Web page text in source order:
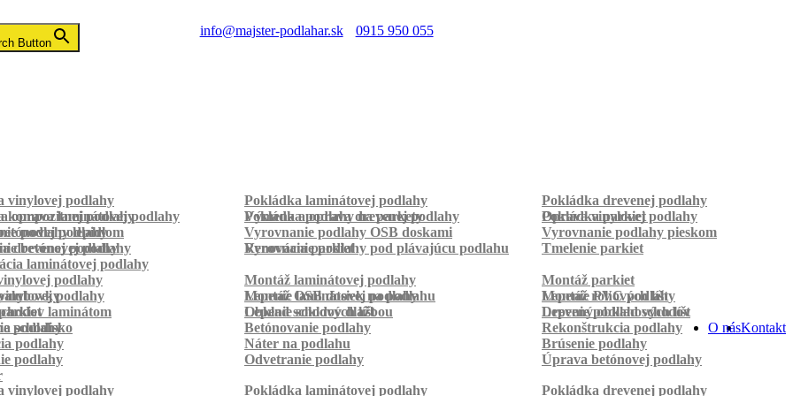
info@majster-podlahar.sk
0915 950 055
Button
vinylovej podlahy Pokládka laminátovej podlahy
Pokládka drevenej podlahy
kompozitnej podlahy Pokládka podlahy na parkety Pokládka parkiet
oprava laminátovej podlahy Výmena a oprava drevenej podlahy
Oprava vinylovej podlahy
podlahy
podlahy lepidlom Vyrovnanie podlahy OSB doskami
Vyrovnanie podlahy pieskom
betónovej podlahy Vyrovnanie podlahy pod plávajúcu podlahu
drevenej podlahy Renovácia parkiet
Tmelenie parkiet
laminátovej podlahy
podlahy Montáž laminátovej podlahy
Montáž parkiet
Montáž OSB dosiek na podlahu
Montáž rohových líšt
podlahy Lepenie laminátovej podlahy
Lepenie PVC podlahy
Lepenie soklových líšt Lepenie podlahových líšt
laminátom Obklad schodov dlažbou
Drevený obklad schodov
schodisko
podlahy Betónovanie podlahy
Rekonštrukcia podlahy
podlahy Náter na podlahu
Brúsenie podlahy
podlahy Odvetranie podlahy
Úprava betónovej podlahy
Kontakt
O nás
vinylovej podlahy Pokládka laminátovej podlahy
Pokládka drevenej podlahy